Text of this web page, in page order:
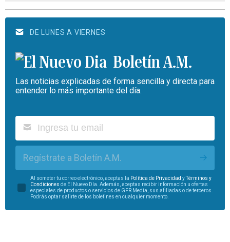
DE LUNES A VIERNES
Boletín A.M.
Las noticias explicadas de forma sencilla y directa para
entender lo más importante del día.
Regístrate a Boletín A.M.
Al someter tu correo electrónico, aceptas la Política de Privacidad yTérminos y
Condiciones de El Nuevo Día. Además, aceptas recibir información u ofertas
especiales de productos o servicios de GFR Media, sus afiliadas o de terceros.
Podrás optar salirte de los boletines en cualquier momento.